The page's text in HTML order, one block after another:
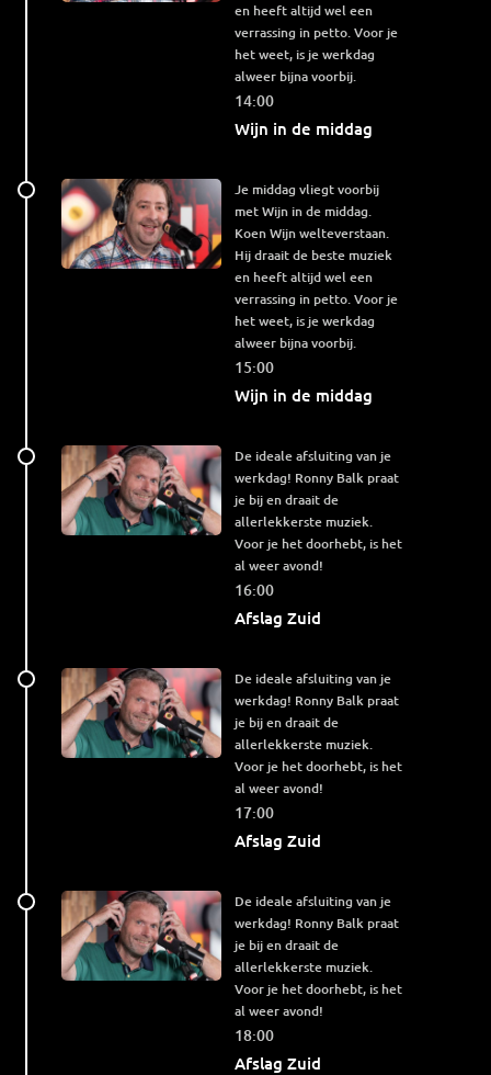
Wijn in de middag
14:00
en heeft altijd wel een
verrassing in petto. Voor je
het weet, is je werkdag
alweer bijna voorbij.
Wijn in de middag
15:00
Je middag vliegt voorbij
met Wijn in de middag.
Koen Wijn welteverstaan.
Hij draait de beste muziek
en heeft altijd wel een
verrassing in petto. Voor je
het weet, is je werkdag
alweer bijna voorbij.
Afslag Zuid
16:00
De ideale afsluiting van je
werkdag! Ronny Balk praat
je bij en draait de
allerlekkerste muziek.
Voor je het doorhebt, is het
al weer avond!
Afslag Zuid
17:00
De ideale afsluiting van je
werkdag! Ronny Balk praat
je bij en draait de
allerlekkerste muziek.
Voor je het doorhebt, is het
al weer avond!
Afslag Zuid
18:00
De ideale afsluiting van je
werkdag! Ronny Balk praat
je bij en draait de
allerlekkerste muziek.
Voor je het doorhebt, is het
al weer avond!